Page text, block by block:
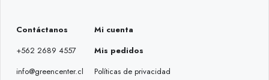
Contáctanos
+562 2689 4557
info@greencenter.cl
Mi cuenta
Mis pedidos
Políticas de privacidad